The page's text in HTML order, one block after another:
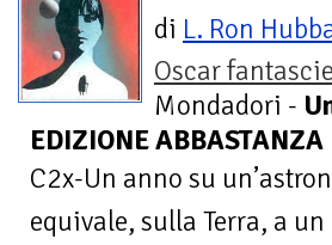
di L. Ron
Oscar
Mondadori -
EDIZIONE ABBASTANZA
C2x-Un anno su
equivale, sulla Terra, a